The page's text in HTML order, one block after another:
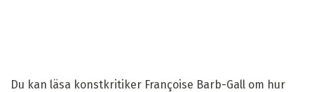
Du kan läsa konstkritiker Françoise Barb-Gall om hur